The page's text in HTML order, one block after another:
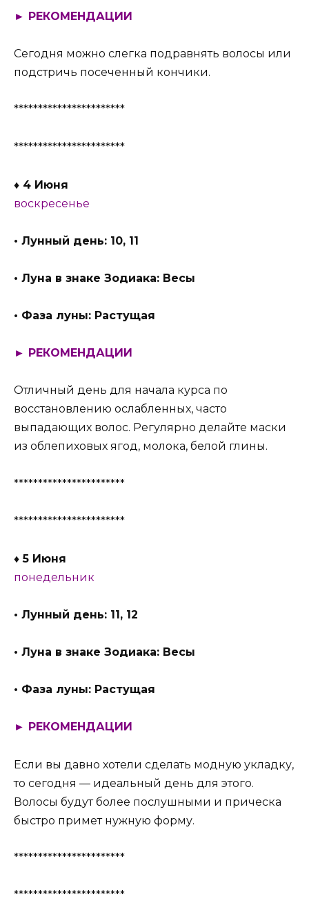
► РЕКОМЕНДАЦИИ
Сегодня можно слегка подравнять волосы или
подстричь посеченный кончики.
***********************
***********************
♦ 4 Июня
воскресенье
• Лунный день: 10, 11
• Луна в знаке Зодиака: Весы
• Фаза луны: Растущая
► РЕКОМЕНДАЦИИ
Отличный день для начала курса по
восстановлению ослабленных, часто
выпадающих волос. Регулярно делайте маски
из облепиховых ягод, молока, белой глины.
***********************
***********************
♦ 5 Июня
понедельник
• Лунный день: 11, 12
• Луна в знаке Зодиака: Весы
• Фаза луны: Растущая
► РЕКОМЕНДАЦИИ
Если вы давно хотели сделать модную укладку,
то сегодня — идеальный день для этого.
Волосы будут более послушными и прическа
быстро примет нужную форму.
***********************
***********************